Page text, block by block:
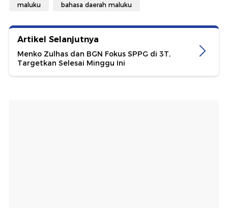
maluku bahasa daerah maluku
Artikel Selanjutnya
Menko Zulhas dan BGN Fokus SPPG di 3T,
Targetkan Selesai Minggu Ini